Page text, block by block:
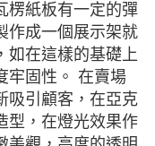
楞紙板有一定的彈
作成一個展示架就
如在這樣的基礎上
牢固性。 在賣場
吸引顧客，在亞克
型，在燈光效果作